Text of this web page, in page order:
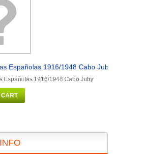
Españolas 1916/1948 Cabo Juby
Españolas 1916/1948 Cabo Juby
CART